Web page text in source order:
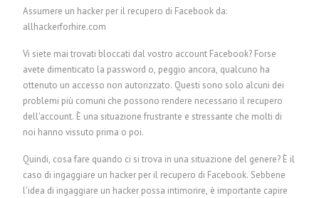
Assumere un hacker per il recupero di Facebook da:
allhackerforhire.com
Vi siete mai trovati bloccati dal vostro account Facebook? Forse
avete dimenticato la password o, peggio ancora, qualcuno ha
ottenuto un accesso non autorizzato. Questi sono solo alcuni dei
problemi più comuni che possono rendere necessario il recupero
dell'account. È una situazione frustrante e stressante che molti di
noi hanno vissuto prima o poi.
Quindi, cosa fare quando ci si trova in una situazione del genere? È il
caso di ingaggiare un hacker per il recupero di Facebook. Sebbene
l'idea di ingaggiare un hacker possa intimorire, è importante capire